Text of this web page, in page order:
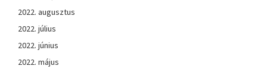
2022. augusztus
2022. július
2022. június
2022. május